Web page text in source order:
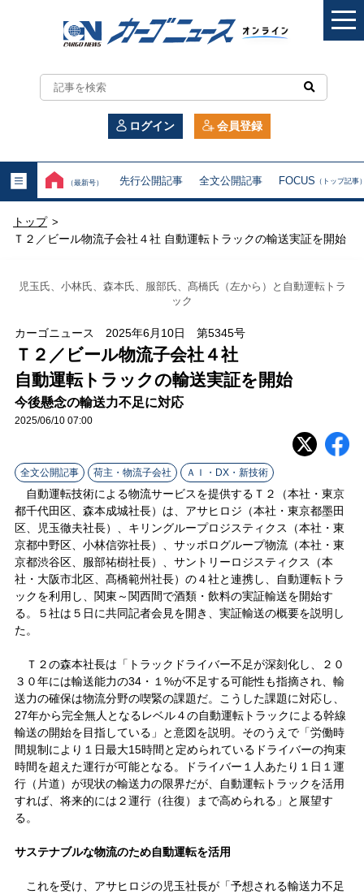
カ
ー
ニ
ュ
ー
ン
ラ
イ
ログイン 会員登録
（最新号） 先行公開記事 全文公開記事 FOCUS （トップ記事
トップ >
Ｔ２／ビール物流子会社４社 自動運転トラックの輸送実証を開始
児玉氏、小林氏、森本氏、服部氏、髙橋氏（左から）と自動運転トラ
ック
カーゴニュース 2025年6月10日 第5345号
Ｔ２／ビール物流子会社４社
自動運転トラックの輸送実証を開始
今後懸念の輸送力不足に対応
2025/06/10 07:00
全文公開記事 荷主・物流子会社 ＡＩ・DX・新技術
自動運転技術による物流サービスを提供するＴ２（本社・東京
都千代田区、森本成城社長）は、アサヒロジ（本社・東京都墨田
区、児玉徹夫社長）、キリングループロジスティクス（本社・東
京都中野区、小林信弥社長）、サッポログループ物流（本社・東
京都渋谷区、服部祐樹社長）、サントリーロジスティクス（本
社・大阪市北区、髙橋範州社長）の４社と連携し、自動運転トラ
ックを利用し、関東～関西間で酒類・飲料の実証輸送を開始す
る。５社は５日に共同記者会見を開き、実証輸送の概要を説明し
た。
Ｔ２の森本社長は「トラックドライバー不足が深刻化し、２０
３０年には輸送能力の34・１%が不足する可能性も指摘され、輸
送力の確保は物流分野の喫緊の課題だ。こうした課題に対応し、
27年から完全無人となるレベル４の自動運転トラックによる幹線
輸送の開始を目指している」と意図を説明。そのうえで「労働時
間規制により１日最大15時間と定められているドライバーの拘束
時間を超えた運行が可能となる。ドライバー１人あたり１日１運
行（片道）が現状の輸送力の限界だが、自動運転トラックを活用
すれば、将来的には２運行（往復）まで高められる」と展望す
る。
サステナブルな物流のため自動運転を活用
これを受け、アサヒロジの児玉社長が「予想される輸送力不足